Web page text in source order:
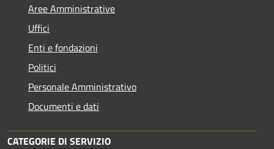
Aree Amministrative
Uffici
Enti e fondazioni
Politici
Personale Amministrativo
Documenti e dati
CATEGORIE DI SERVIZIO